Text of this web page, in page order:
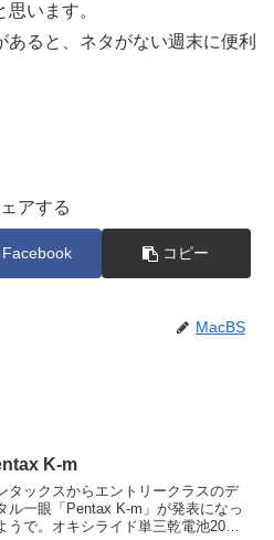
います。
あると、ネタがない週末に便利
アする
Facebook コピー
MacBS
K-m
タックスからエントリークラスのデ
ル一眼「Pentax K-m」が発表になっ
うで。オキシライド単三乾電池20本